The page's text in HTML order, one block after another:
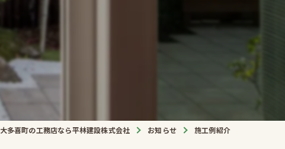
大多喜町の工務店なら平林建設株式会社 お知らせ 施工例紹介